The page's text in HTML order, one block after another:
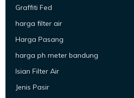
Graffiti Fed
harga filter air
Harga Pasang
harga ph meter bandung
Isian Filter Air
Jenis Pasir